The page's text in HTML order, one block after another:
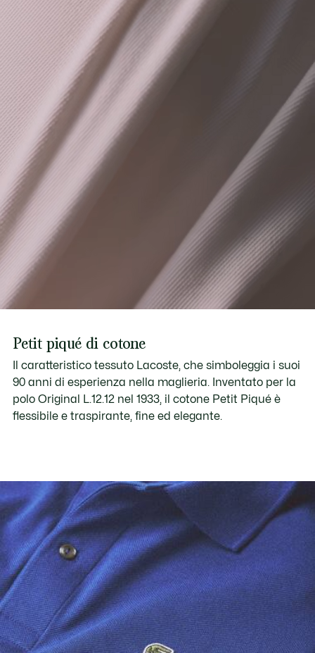
Petit piqué di cotone
Il caratteristico tessuto Lacoste, che simboleggia i suoi
90 anni di esperienza nella maglieria. Inventato per la
polo Original L.12.12 nel 1933, il cotone Petit Piqué è
flessibile e traspirante, fine ed elegante.